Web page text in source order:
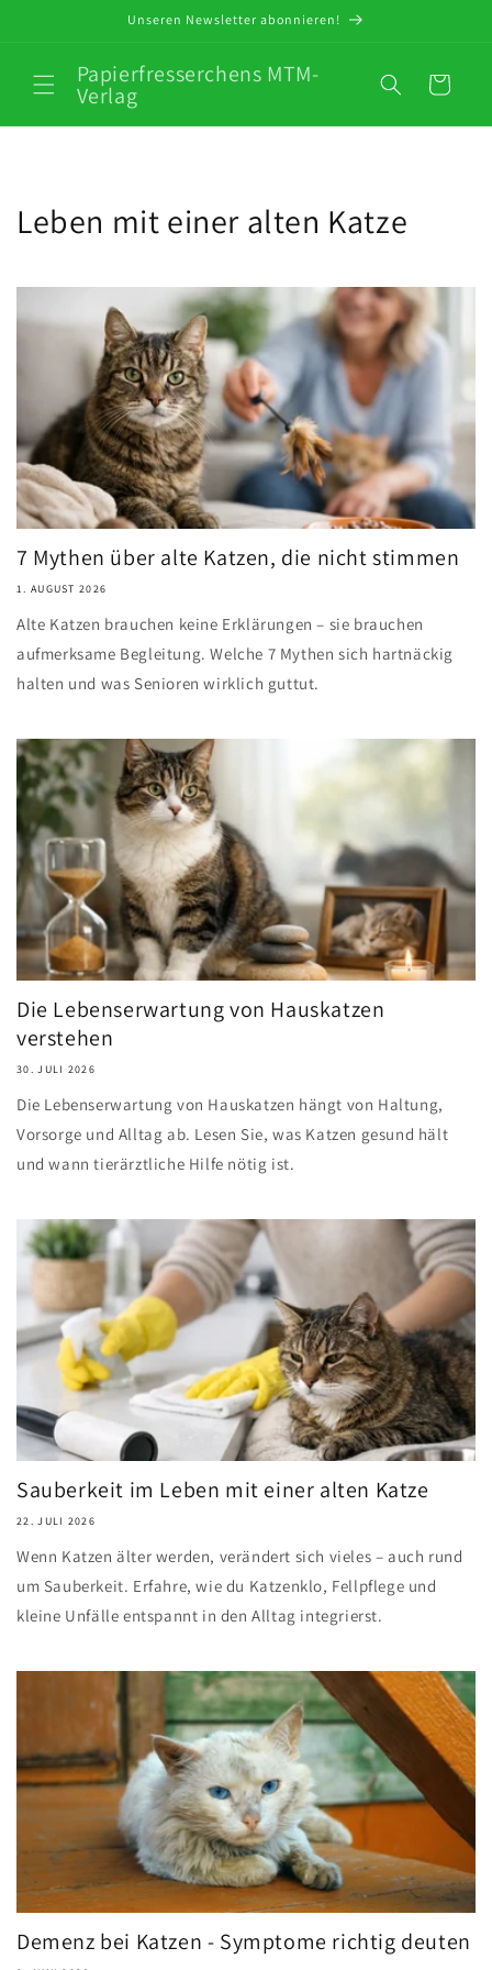
Unseren Newsletter abonnieren!
Papierfresserchens MTM-
Verlag Warenkorb
Leben mit einer alten Katze
7 Mythen über alte Katzen, die nicht stimmen
1. AUGUST 2026
Alte Katzen brauchen keine Erklärungen – sie brauchen
aufmerksame Begleitung. Welche 7 Mythen sich hartnäckig
halten und was Senioren wirklich guttut.
Die Lebenserwartung von Hauskatzen
verstehen
30. JULI 2026
Die Lebenserwartung von Hauskatzen hängt von Haltung,
Vorsorge und Alltag ab. Lesen Sie, was Katzen gesund hält
und wann tierärztliche Hilfe nötig ist.
Sauberkeit im Leben mit einer alten Katze
22. JULI 2026
Wenn Katzen älter werden, verändert sich vieles – auch rund
um Sauberkeit. Erfahre, wie du Katzenklo, Fellpflege und
kleine Unfälle entspannt in den Alltag integrierst.
Demenz bei Katzen - Symptome richtig deuten